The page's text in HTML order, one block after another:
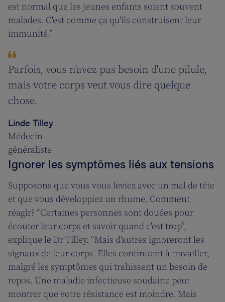
est normal que les jeunes enfants soient souvent
malades. C'est comme ça qu'ils construisent leur
immunité.”
Linde Tilley
Médecin
généraliste
Parfois, vous n'avez pas besoin d'une pilule,
mais votre corps veut vous dire quelque
chose.
Ignorer les symptômes liés aux tensions
Supposons que vous vous leviez avec un mal de tête
et que vous développiez un rhume. Comment
réagir? “Certaines personnes sont douées pour
écouter leur corps et savoir quand c'est trop”,
explique le Dr Tilley. “Mais d'autres ignoreront les
signaux de leur corps. Elles continuent à travailler,
malgré les symptômes qui trahissent un besoin de
repos. Une maladie infectieuse soudaine peut
montrer que votre résistance est moindre. Mais